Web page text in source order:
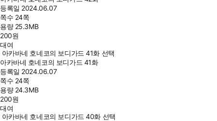
등록일 2024.06.07
쪽수 24쪽
용량 25.3MB
200원
대여
아카바네 호네코의 보디가드 41화 선택
아카바네 호네코의 보디가드 41화
등록일 2024.06.07
쪽수 24쪽
용량 24.3MB
200원
대여
아카바네 호네코의 보디가드 40화 선택